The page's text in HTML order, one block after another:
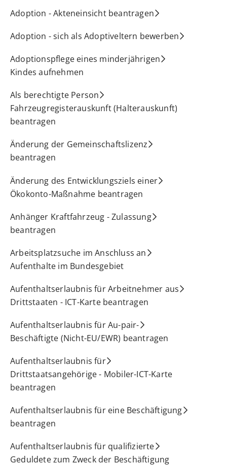
Adoption - Akteneinsicht beantragen
Adoption - sich als Adoptiveltern bewerben
Adoptionspflege eines minderjährigen
Kindes aufnehmen
Als berechtigte Person
Fahrzeugregisterauskunft (Halterauskunft)
beantragen
Änderung der Gemeinschaftslizenz
beantragen
Änderung des Entwicklungsziels einer
Ökokonto-Maßnahme beantragen
Anhänger Kraftfahrzeug - Zulassung
beantragen
Arbeitsplatzsuche im Anschluss an
Aufenthalte im Bundesgebiet
Aufenthaltserlaubnis für Arbeitnehmer aus
Drittstaaten - ICT-Karte beantragen
Aufenthaltserlaubnis für Au-pair-
Beschäftigte (Nicht-EU/EWR) beantragen
Aufenthaltserlaubnis für
Drittstaatsangehörige - Mobiler-ICT-Karte
beantragen
Aufenthaltserlaubnis für eine Beschäftigung
beantragen
Aufenthaltserlaubnis für qualifizierte
Geduldete zum Zweck der Beschäftigung